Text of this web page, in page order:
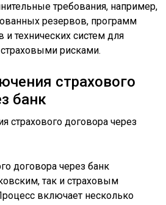
требования, например,
резервов, программ
и технических систем для
рисками.
страхового
банк
договора через банк
так и страховым
включает несколько